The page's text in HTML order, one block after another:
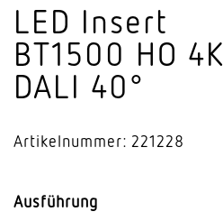
LED Insert
BT1500 HO 4K
DALI 40°
Artikelnummer: 221228
Ausführung